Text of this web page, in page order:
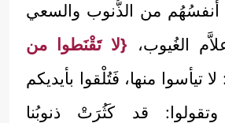
أنفسُهُم من الذُّنوب والسعي
الغُيوب، {لا تَقْنَطوا من
تيأسوا منها، فَتُلْقوا بأيديكم
وتقولوا: قد كَثُرَتْ ذنوبُنا